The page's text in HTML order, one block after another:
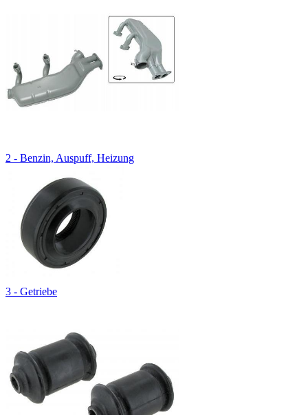
2 - Benzin, Auspuff, Heizung
3 - Getriebe